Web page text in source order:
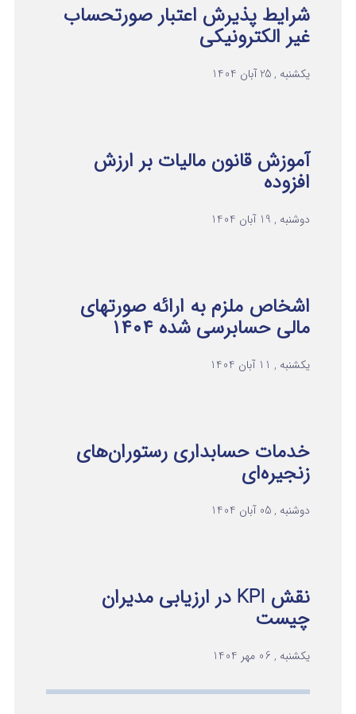
شرایط پذیرش اعتبار صورتحساب
غیر الکترونیکی
یکشنبه , 25 آبان 1404
آموزش قانون مالیات بر ارزش
افزوده
دوشنبه , 19 آبان 1404
اشخاص ملزم به ارائه صورتهای
مالی حسابرسی شده ۱۴۰۴
یکشنبه , 11 آبان 1404
خدمات حسابداری رستوران‌های
زنجیره‌ای
دوشنبه , 05 آبان 1404
نقش KPI در ارزیابی مدیران
چیست
یکشنبه , 06 مهر 1404